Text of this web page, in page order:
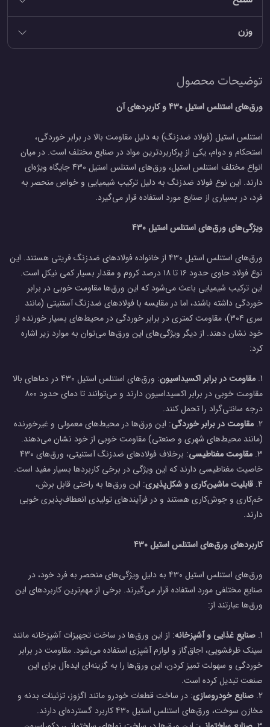
وزن
توضیحات محصول
ورق‌های استنلس استیل 430 و کاربردهای آن
استنلس استیل (فولاد ضدزنگ) به دلیل مقاومت بالا در برابر خوردگی،
استحکام و دوام، یکی از پرکاربردترین مواد در صنایع مختلف است. در میان
انواع مختلف استنلس استیل، ورق‌های استنلس استیل 430 جایگاه ویژه‌ای
دارند. این نوع فولاد ضدزنگ به دلیل ترکیب شیمیایی و خواص منحصر به
فرد، در بسیاری از صنایع مورد استفاده قرار می‌گیرد.
ویژگی‌های ورق‌های استنلس استیل 430
ورق‌های استنلس استیل 430 از خانواده فولادهای ضدزنگ فریتی هستند. این
نوع فولاد حاوی حدود ۱۶ تا ۱۸ درصد کروم و مقدار بسیار کمی نیکل است.
این ترکیب شیمیایی باعث می‌شود که این ورق‌ها مقاومت خوبی در برابر
خوردگی داشته باشند، اما در مقایسه با فولادهای ضدزنگ آستنیتی (مانند
سری ۳۰۴)، مقاومت کمتری در برابر خوردگی در محیط‌های بسیار خورنده از
خود نشان دهند. از دیگر ویژگی‌های این ورق‌ها می‌توان به موارد زیر اشاره
کرد:
1. مقاومت در برابر اکسیداسیون
: ورق‌های استنلس استیل 430 در دماهای بالا
مقاومت خوبی در برابر اکسیداسیون دارند و می‌توانند تا دمای حدود ۸۰۰
درجه سانتی‌گراد را تحمل کنند.
2. مقاومت در برابر خوردگی: این ورق‌ها در محیط‌های معمولی و غیرخورنده
(مانند محیط‌های شهری و صنعتی) مقاومت خوبی از خود نشان می‌دهند.
3. مقاومت مغناطیسی
: برخلاف فولادهای ضدزنگ آستنیتی، ورق‌های 430
خاصیت مغناطیسی دارند که این ویژگی در برخی کاربردها بسیار مفید است.
4. قابلیت ماشین‌کاری و شکل‌پذیری: این ورق‌ها به راحتی قابل برش،
خم‌کاری و جوش‌کاری هستند و در فرآیندهای تولیدی انعطاف‌پذیری خوبی
دارند.
کاربردهای ورق‌های استنلس استیل 430
ورق‌های استنلس استیل 430 به دلیل ویژگی‌های منحصر به فرد خود، در
صنایع مختلفی مورد استفاده قرار می‌گیرند. برخی از مهم‌ترین کاربردهای این
ورق‌ها عبارتند از:
1. صنایع غذایی و آشپزخانه: از این ورق‌ها در ساخت تجهیزات آشپزخانه مانند
سینک ظرفشویی، اجاق‌گاز و لوازم آشپزی استفاده می‌شود. مقاومت در برابر
خوردگی و سهولت تمیز کردن، این ورق‌ها را به گزینه‌ای ایده‌آل برای این
صنعت تبدیل کرده است.
2. صنایع خودروسازی: در ساخت قطعات خودرو مانند اگزوز، تزئینات بدنه و
مخازن سوخت، ورق‌های استنلس استیل 430 کاربرد گسترده‌ای دارند.